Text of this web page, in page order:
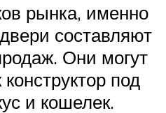
рынка, именно
составляют
Они могут
под
и кошелек.